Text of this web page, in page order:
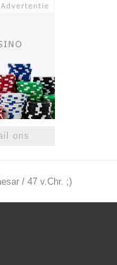
ons
/ 47 v.Chr. ;)